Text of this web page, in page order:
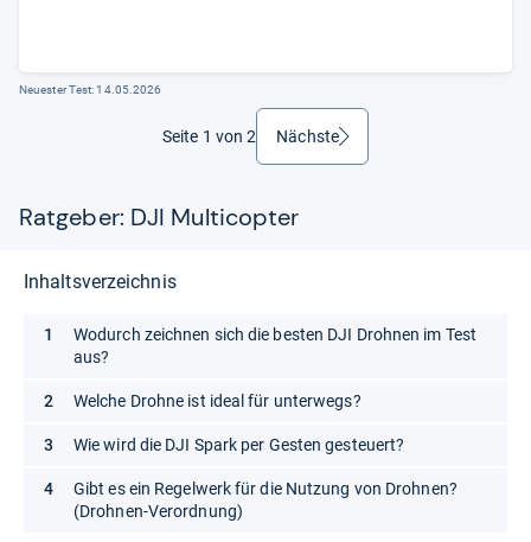
Neuester Test:14.05.2026
Seite 1 von 2 Nächsteweiter
Ratgeber: DJI Multicopter
Inhaltsverzeichnis
Wodurch zeichnen sich die besten DJI Drohnen im Test
aus?
Welche Drohne ist ideal für unterwegs?
Wie wird die DJI Spark per Gesten gesteuert?
Gibt es ein Regelwerk für die Nutzung von Drohnen?
(Drohnen-Verordnung)